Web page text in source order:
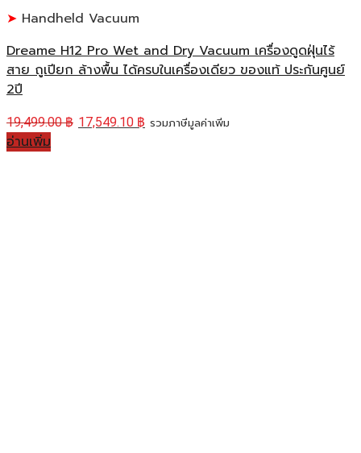
Handheld Vacuum
Dreame H12 Pro Wet and Dry Vacuum เครื่องดูดฝุ่นไร้
สาย ถูเปียก ล้างพื้น ได้ครบในเครื่องเดียว ของแท้ ประกันศูนย์
2ปี
19,499.00฿ 17,549.10 ฿ รวมภาษีมูลค่าเพิ่ม
อ่านเพิ่ม